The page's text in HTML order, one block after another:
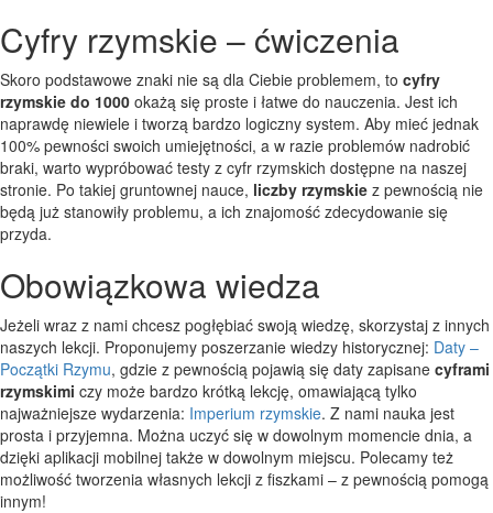
Cyfry rzymskie – ćwiczenia
Skoro podstawowe znaki nie są dla Ciebie problemem, to cyfry
rzymskie do 1000 okażą się proste i łatwe do nauczenia. Jest ich
naprawdę niewiele i tworzą bardzo logiczny system. Aby mieć jednak
100% pewności swoich umiejętności, a w razie problemów nadrobić
braki, warto wypróbować testy z cyfr rzymskich dostępne na naszej
stronie. Po takiej gruntownej nauce, liczby rzymskie z pewnością nie
będą już stanowiły problemu, a ich znajomość zdecydowanie się
przyda.
Obowiązkowa wiedza
Jeżeli wraz z nami chcesz pogłębiać swoją wiedzę, skorzystaj z innych
naszych lekcji. Proponujemy poszerzanie wiedzy historycznej: Daty –
Początki Rzymu, gdzie z pewnością pojawią się daty zapisane cyframi
rzymskimi czy może bardzo krótką lekcję, omawiającą tylko
najważniejsze wydarzenia: Imperium rzymskie. Z nami nauka jest
prosta i przyjemna. Można uczyć się w dowolnym momencie dnia, a
dzięki aplikacji mobilnej także w dowolnym miejscu. Polecamy też
możliwość tworzenia własnych lekcji z fiszkami – z pewnością pomogą
innym!